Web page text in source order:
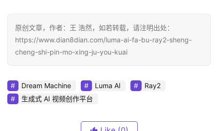
原创文章，作者：王 浩然，如若转载，请注明出处：
https://www.dian8dian.com/luma-ai-fa-bu-ray2-sheng-
cheng-shi-pin-mo-xing-ju-you-kuai
Dream Machine Luma AI
Ray2
生成式 AI 视频创作平台